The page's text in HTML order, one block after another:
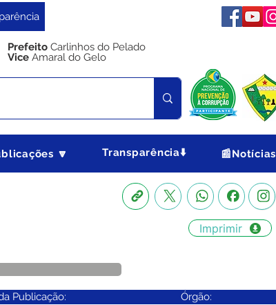
Prefeito Carlinhos do Pelado
Vice Amaral do Gelo
🔽 Transparência⬇️ 📰Notícias
Imprimir
Publicação: Órgão: